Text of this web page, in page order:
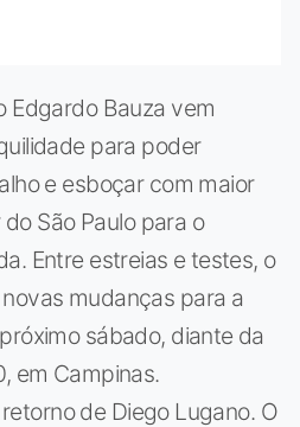
Edgardo Bauza vem
para poder
e esboçar com maior
São Paulo para o
Entre estreias e testes, o
mudanças para a
sábado, diante da
em Campinas.
de Diego Lugano. O